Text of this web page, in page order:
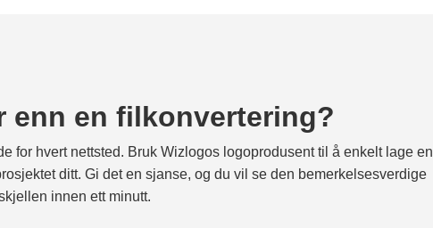
enn en filkonvertering?
for hvert nettsted. Bruk Wizlogos logoprodusent til å enkelt lage en
ditt. Gi det en sjanse, og du vil se den bemerkelsesverdige
innen ett minutt.